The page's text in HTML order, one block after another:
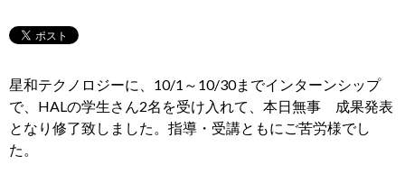
プ
星和テクノロジーに、10/1～10/30までインターンシップ
で、HALの学生さん2名を受け入れて、本日無事 成果発表
となり修了致しました。指導・受講ともにご苦労様でし
た。